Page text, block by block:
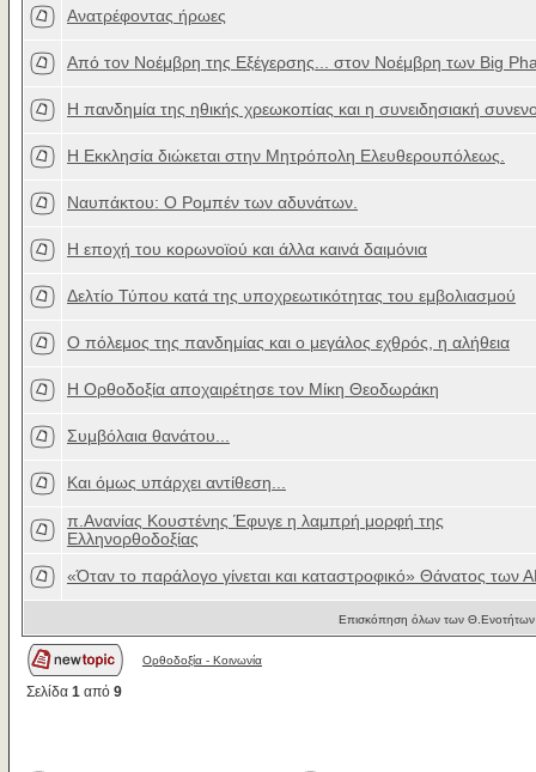
Ανατρέφοντας ήρωες
Από τον Νοέμβρη της Εξέγερσης... στον Νοέμβρη των Big
Η πανδημία της ηθικής χρεωκοπίας και η συνειδησιακή
Η Εκκλησία διώκεται στην Μητρόπολη Ελευθερουπόλεως.
Ναυπάκτου: Ο Ρομπέν των αδυνάτων.
Η εποχή του κορωνοϊού και άλλα καινά δαιμόνια
Δελτίο Τύπου κατά της υποχρεωτικότητας του εμβολιασμού
Ο πόλεμος της πανδημίας και ο μεγάλος εχθρός, η αλήθεια
Η Ορθοδοξία αποχαιρέτησε τον Μίκη Θεοδωράκη
Συμβόλαια θανάτου...
Και όμως υπάρχει αντίθεση...
π.Ανανίας Κουστένης Έφυγε η λαμπρή μορφή της
Ελληνορθοδοξίας
«Όταν το παράλογο γίνεται και καταστροφικό» Θάνατος των
Επισκόπηση όλων των Θ.Ενοτήτων
Ορθοδοξία - Κοινωνία
Σελίδα 1 από 9